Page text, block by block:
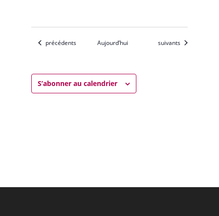
Évènements
précédents Aujourd’hui Évènements
suivants
S’abonner au calendrier